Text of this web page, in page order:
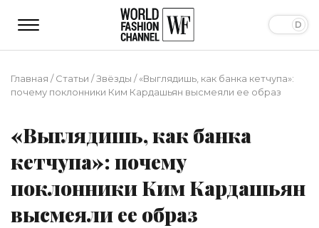
Главная /Статьи /Звёзды /«Выглядишь, как банка кетчупа»:
почему поклонники Ким Кардашьян высмеяли ее образ
«Выглядишь, как банка
кетчупа»: почему
поклонники Ким Кардашьян
высмеяли ее образ